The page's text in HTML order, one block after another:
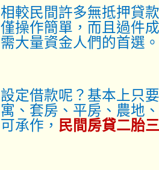
相較民間許多無抵押貸
僅操作簡單，而且過件
需大量資金人們的首選
設定借款呢？基本上只
寓、套房、平房、農地
可承作， 民間房貸二胎